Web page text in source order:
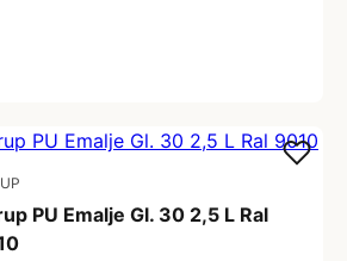
PU Emalje Gl. 30 2,5 L Ral